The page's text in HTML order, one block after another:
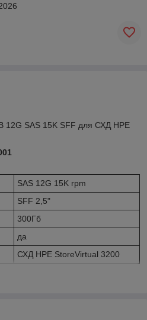
12G SAS 15K SFF для СХД HPE
SAS 12G 15K rpm
SFF 2,5"
300Гб
да
СХД HPE StoreVirtual 3200